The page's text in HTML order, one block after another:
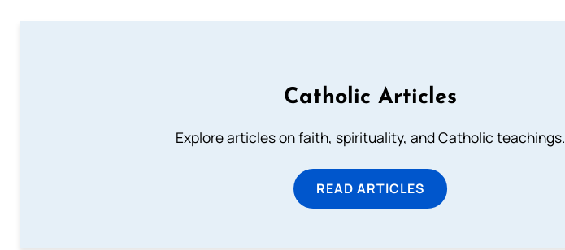
Catholic Articles
Explore articles on faith, spirituality, and Catholic teachings.
READ ARTICLES